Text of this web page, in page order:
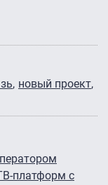
новый проект
платформ с